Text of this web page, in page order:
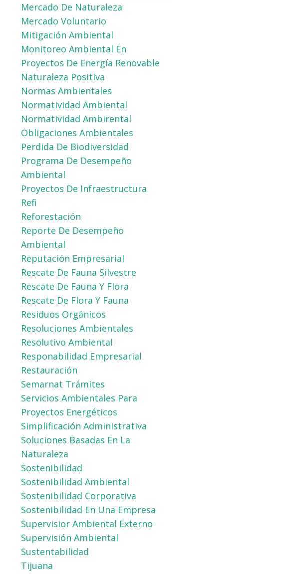
Mercado De Naturaleza
Mercado Voluntario
Mitigación Ambiental
Monitoreo Ambiental En
Proyectos De Energía Renovable
Naturaleza Positiva
Normas Ambientales
Normatividad Ambiental
Normatividad Ambirental
Obligaciones Ambientales
Perdida De Biodiversidad
Programa De Desempeño
Ambiental
Proyectos De Infraestructura
Refi
Reforestación
Reporte De Desempeño
Ambiental
Reputación Empresarial
Rescate De Fauna Silvestre
Rescate De Fauna Y Flora
Rescate De Flora Y Fauna
Residuos Orgánicos
Resoluciones Ambientales
Resolutivo Ambiental
Responabilidad Empresarial
Restauración
Semarnat Trámites
Servicios Ambientales Para
Proyectos Energéticos
Simplificación Administrativa
Soluciones Basadas En La
Naturaleza
Sostenibilidad
Sostenibilidad Ambiental
Sostenibilidad Corporativa
Sostenibilidad En Una Empresa
Supervisior Ambiental Externo
Supervisión Ambiental
Sustentabilidad
Tijuana